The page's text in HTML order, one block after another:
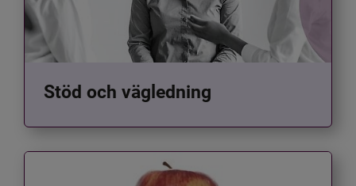
Stöd och vägledning